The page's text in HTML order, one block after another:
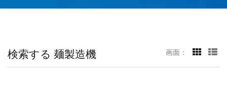
届けします。
検索する 麺製造機 画面：